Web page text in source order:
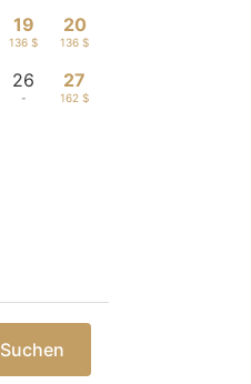
19
136 $
20
136 $
26
-
27
162 $
Suchen